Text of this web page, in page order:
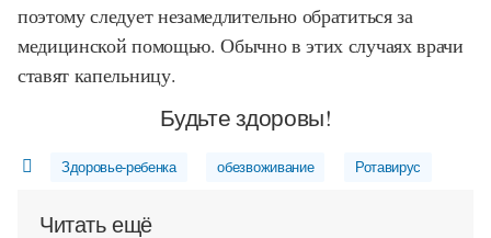
поэтому следует незамедлительно обратиться за
медицинской помощью. Обычно в этих случаях врачи
ставят капельницу.
Будьте здоровы!
Здоровье-ребенка обезвоживание Ротавирус
Читать ещё